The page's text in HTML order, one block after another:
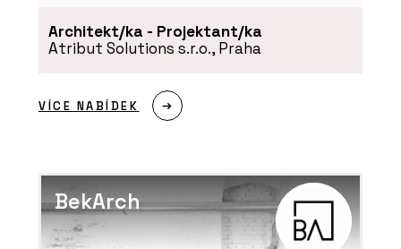
Architekt/ka - Projektant/ka
Atribut Solutions s.r.o., Praha
VÍCE NABÍDEK
BekArch